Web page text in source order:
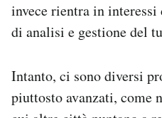
invece rientra in
di analisi e gestione del
Intanto, ci sono diversi
piuttosto avanzati, come